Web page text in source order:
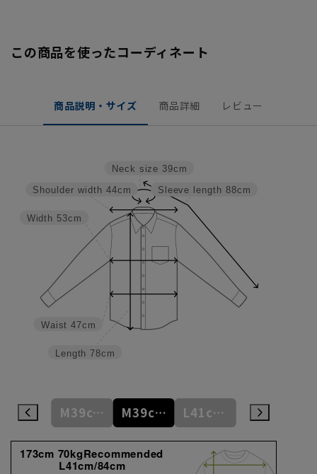
この商品を使ったコーディネート
商品説明・サイズ 商品詳細 レビュー
Sleeve length 88cm
Neck size 39cm
Length 78cm
Waist 47cm
Width 53cm
Shoulder width 44cm
M39cm/86cm M39cm/88cm L41cm/82cm
173cm 70kgRecommended
L41cm/84cm